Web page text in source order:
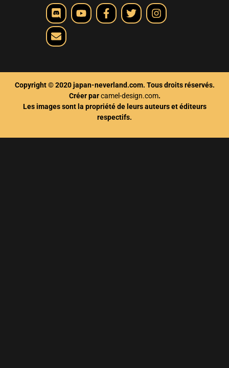
Copyright © 2020 japan-neverland.com. Tous droits réservés.
Créer parcamel-design.com.
Les images sont la propriété de leurs auteurs et éditeurs
respectifs.